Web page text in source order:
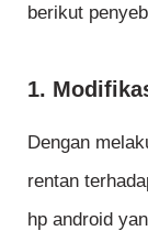
berikut
1.
Dengan
rentan
hp android